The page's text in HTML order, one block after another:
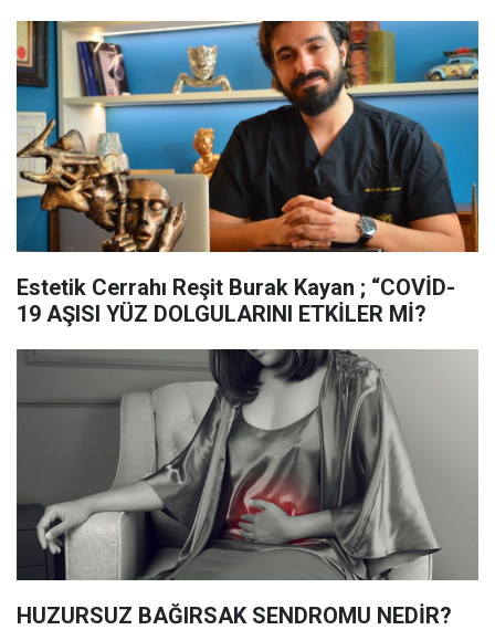
Estetik Cerrahı Reşit Burak Kayan ; “COVİD-
19 AŞISI YÜZ DOLGULARINI ETKİLER Mİ?
HUZURSUZ BAĞIRSAK SENDROMU NEDİR?